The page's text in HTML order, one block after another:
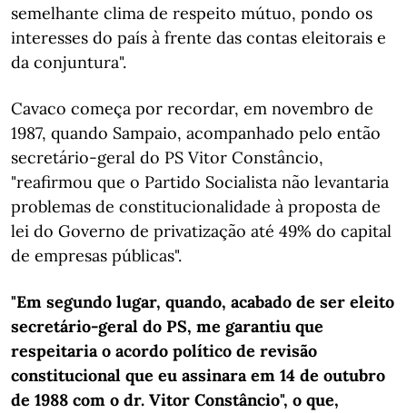
semelhante clima de respeito mútuo, pondo os
interesses do país à frente das contas eleitorais e
da conjuntura".
Cavaco começa por recordar, em novembro de
1987, quando Sampaio, acompanhado pelo então
secretário-geral do PS Vitor Constâncio,
"reafirmou que o Partido Socialista não levantaria
problemas de constitucionalidade à proposta de
lei do Governo de privatização até 49% do capital
de empresas públicas".
"Em segundo lugar, quando, acabado de ser eleito
secretário-geral do PS, me garantiu que
respeitaria o acordo político de revisão
constitucional que eu assinara em 14 de outubro
de 1988 com o dr. Vitor Constâncio", o que,